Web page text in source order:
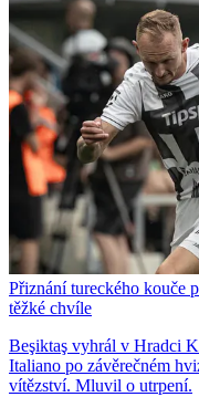
Přiznání tureckého kouče
těžké chvíle
Beşiktaş vyhrál v Hradci
Italiano po závěrečném
vítězství. Mluvil o utrpení.